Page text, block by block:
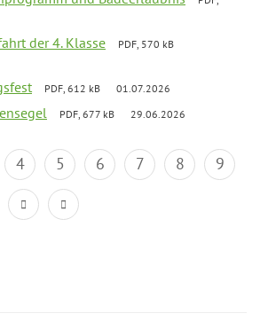
der 4. Klasse
PDF, 570 kB
PDF, 612 kB 01.07.2026
PDF, 677 kB 29.06.2026
4 5 6 7 8
9